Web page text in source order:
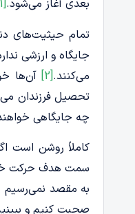
بعدی آغاز می‌شود.[1]
تمام حیثیت‌های
جایگاه و ارزشی
می‌کنند.[2] آن‌ها
تحصیل فرزندان
چه جایگاهی
کاملاً روشن است
سمت هدف حرکت
به مقصد نمی‌رسیم
صحبت کنیم و